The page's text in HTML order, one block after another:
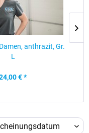
anthrazit, Gr.
L
€ *